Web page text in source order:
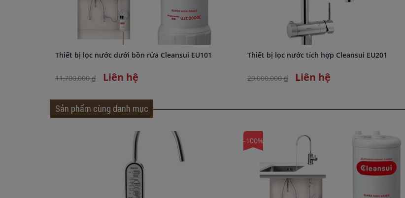
Thiết bị lọc nước dưới bồn rửa Cleansui EU101
11,700,000 ₫ Liên hệ
Thiết bị lọc nước tích hợp Cleansui EU201
29,000,000 ₫ Liên hệ
Sản phẩm cùng danh mục
-100%